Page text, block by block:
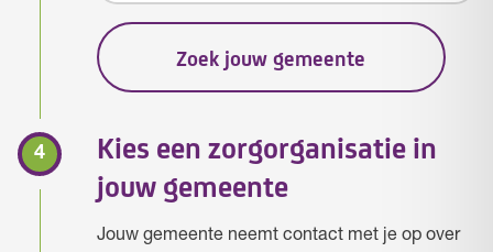
Zoek jouw gemeente
Kies een zorgorganisatie in
jouw gemeente
Jouw gemeente neemt contact met je op over